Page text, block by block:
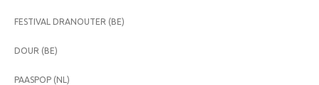
FESTIVAL DRANOUTER (BE)
DOUR (BE)
PAASPOP (NL)